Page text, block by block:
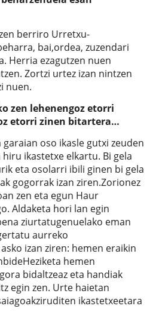
berriro Urretxu-
bai,ordea, zuzendari
Herria ezagutzen nuen
Zortzi urtez izan nintzen
nuen.
zen lehenengoz etorri
etorri zinen bitartera…
oso ikasle gutxi zeuden
ikastetxe elkartu. Bi gela
eta osolarri ibili ginen bi gela
gogorrak izan ziren.Zorionez
zen eta egun Haur
Aldaketa hori lan egin
ziurtatugenuelako eman
aurreko
izan ziren: hemen eraikin
hemen
bidaltzeaz eta handiak
egin zen. Urte haietan
ikastetxeetara